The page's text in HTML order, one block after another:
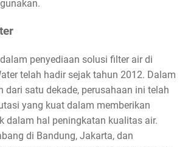
penyediaan solusi filter air di
telah hadir sejak tahun 2012. Dalam
dari satu dekade, perusahaan ini telah
yang kuat dalam memberikan
dalam hal peningkatan kualitas air.
di Bandung, Jakarta, dan